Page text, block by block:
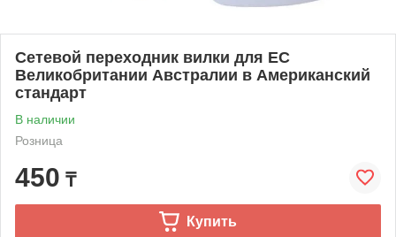
Сетевой переходник вилки для ЕС
Великобритании Австралии в Американский
стандарт
В наличии
Розница
450 ₸
Купить